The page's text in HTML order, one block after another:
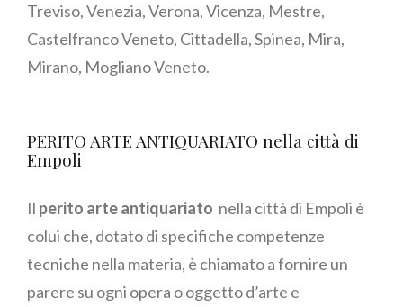
Treviso, Venezia, Verona, Vicenza, Mestre,
Castelfranco Veneto, Cittadella, Spinea, Mira,
Mirano, Mogliano Veneto.
PERITO ARTE ANTIQUARIATO nella città di
Empoli
Il perito arte antiquariato nella città di Empoli è
colui che, dotato di specifiche competenze
tecniche nella materia, è chiamato a fornire un
parere su ogni opera o oggetto d’arte e